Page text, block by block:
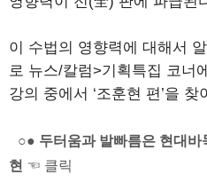
이 수법의 영향력에 대해서
로 뉴스/칼럼>기획특집 코너
강의 중에서 ‘조훈현 편’을
○● 두터움과 발빠름은 현대
현 ☜ 클릭